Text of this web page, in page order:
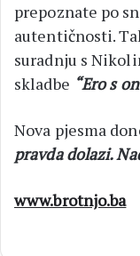
prepoznate po
autentičnosti.
suradnju s
skladbe “Ero s
Nova pjesma
pravda dolazi.
www.brotnjo.ba